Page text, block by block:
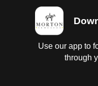
Use our app to
through